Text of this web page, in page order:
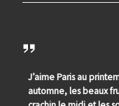
J’aime Paris au
automne, les beaux